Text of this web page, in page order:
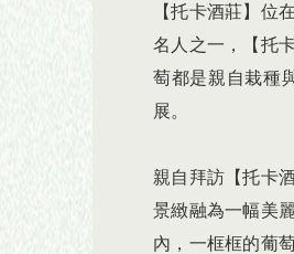
【托卡酒莊】位
名人之一，【托
萄都是親自栽種
展。
親自拜訪【托卡
景緻融為一幅美
內，一框框的葡